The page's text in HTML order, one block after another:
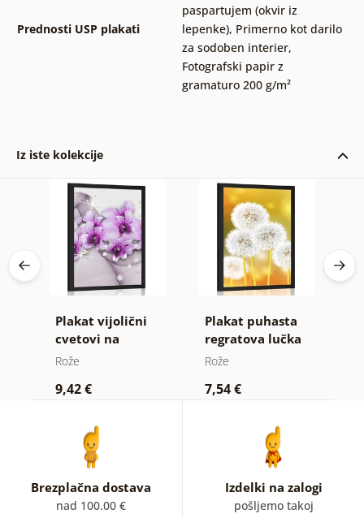
Prednosti USP plakati
paspartujem (okvir iz
lepenke), Primerno kot darilo
za sodoben interier,
Fotografski papir z
gramaturo 200 g/m²
Iz iste kolekcije
Plakat vijolični
cvetovi na
abstraktnem
Rože
9,42 €
Plakat puhasta
regratova lučka
Rože
7,54 €
Brezplačna dostava
nad 100.00 €
Izdelki na zalogi
pošljemo takoj